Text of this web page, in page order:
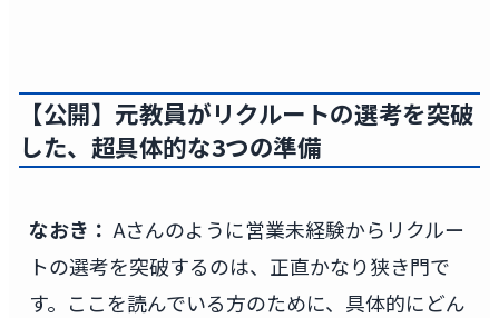
【公開】元教員がリクルートの選考を突破
した、超具体的な3つの準備
なおき： Aさんのように営業未経験からリクルー
トの選考を突破するのは、正直かなり狭き門で
す。ここを読んでいる方のために、具体的にどん